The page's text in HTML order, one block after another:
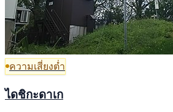
ความเสี่ยงต่ำ
ไดชิกะดาเก